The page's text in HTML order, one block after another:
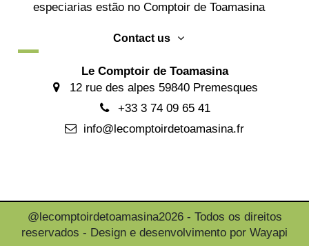
especiarias estão no Comptoir de Toamasina
Contact us
Le Comptoir de Toamasina
12 rue des alpes 59840 Premesques
+33 3 74 09 65 41
info@lecomptoirdetoamasina.fr
@lecomptoirdetoamasina2026 - Todos os direitos
reservados - Design e desenvolvimento por Wayapi